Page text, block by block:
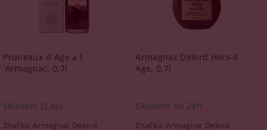
Pruneaux d´Age a l
´Armagnac, 0,7l
Skladem (2 ks)
Značka: Armagnac Delord
Armagnac Delord Hors-d
Age, 0,7l
Skladem do 24h
Značka: Armagnac Delord